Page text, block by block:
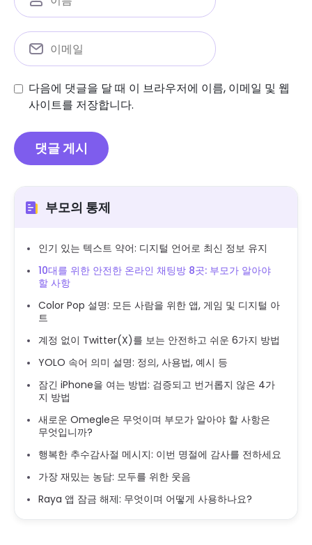
다음에 댓글을 달 때 이 브라우저에 이름, 이메일 및 웹
사이트를 저장합니다.
부모의 통제
인기 있는 텍스트 약어: 디지털 언어로 최신 정보 유지
10대를 위한 안전한 온라인 채팅방 8곳: 부모가 알아야
할 사항
Color Pop 설명: 모든 사람을 위한 앱, 게임 및 디지털 아
트
계정 없이 Twitter(X)를 보는 안전하고 쉬운 6가지 방법
YOLO 속어 의미 설명: 정의, 사용법, 예시 등
잠긴 iPhone을 여는 방법: 검증되고 번거롭지 않은 4가
지 방법
새로운 Omegle은 무엇이며 부모가 알아야 할 사항은
무엇입니까?
행복한 추수감사절 메시지: 이번 명절에 감사를 전하세요
가장 재밌는 농담: 모두를 위한 웃음
Raya 앱 잠금 해제: 무엇이며 어떻게 사용하나요?